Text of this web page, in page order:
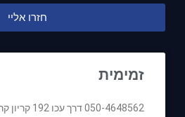
חזרו אליי
זמימית
050-4648562 דרך עכו 192 קריון קרית ביאליק